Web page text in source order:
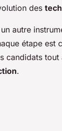
des
autre
étape est
candidats
.